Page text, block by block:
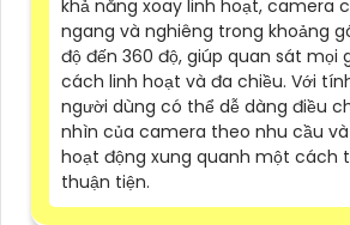
khả năng xoay linh hoạt, camera
ngang và nghiêng trong khoảng
độ đến 360 độ, giúp quan sát mọi
cách linh hoạt và đa chiều. Với
người dùng có thể dễ dàng điều
nhìn của camera theo nhu cầu
hoạt động xung quanh một cách
thuận tiện.